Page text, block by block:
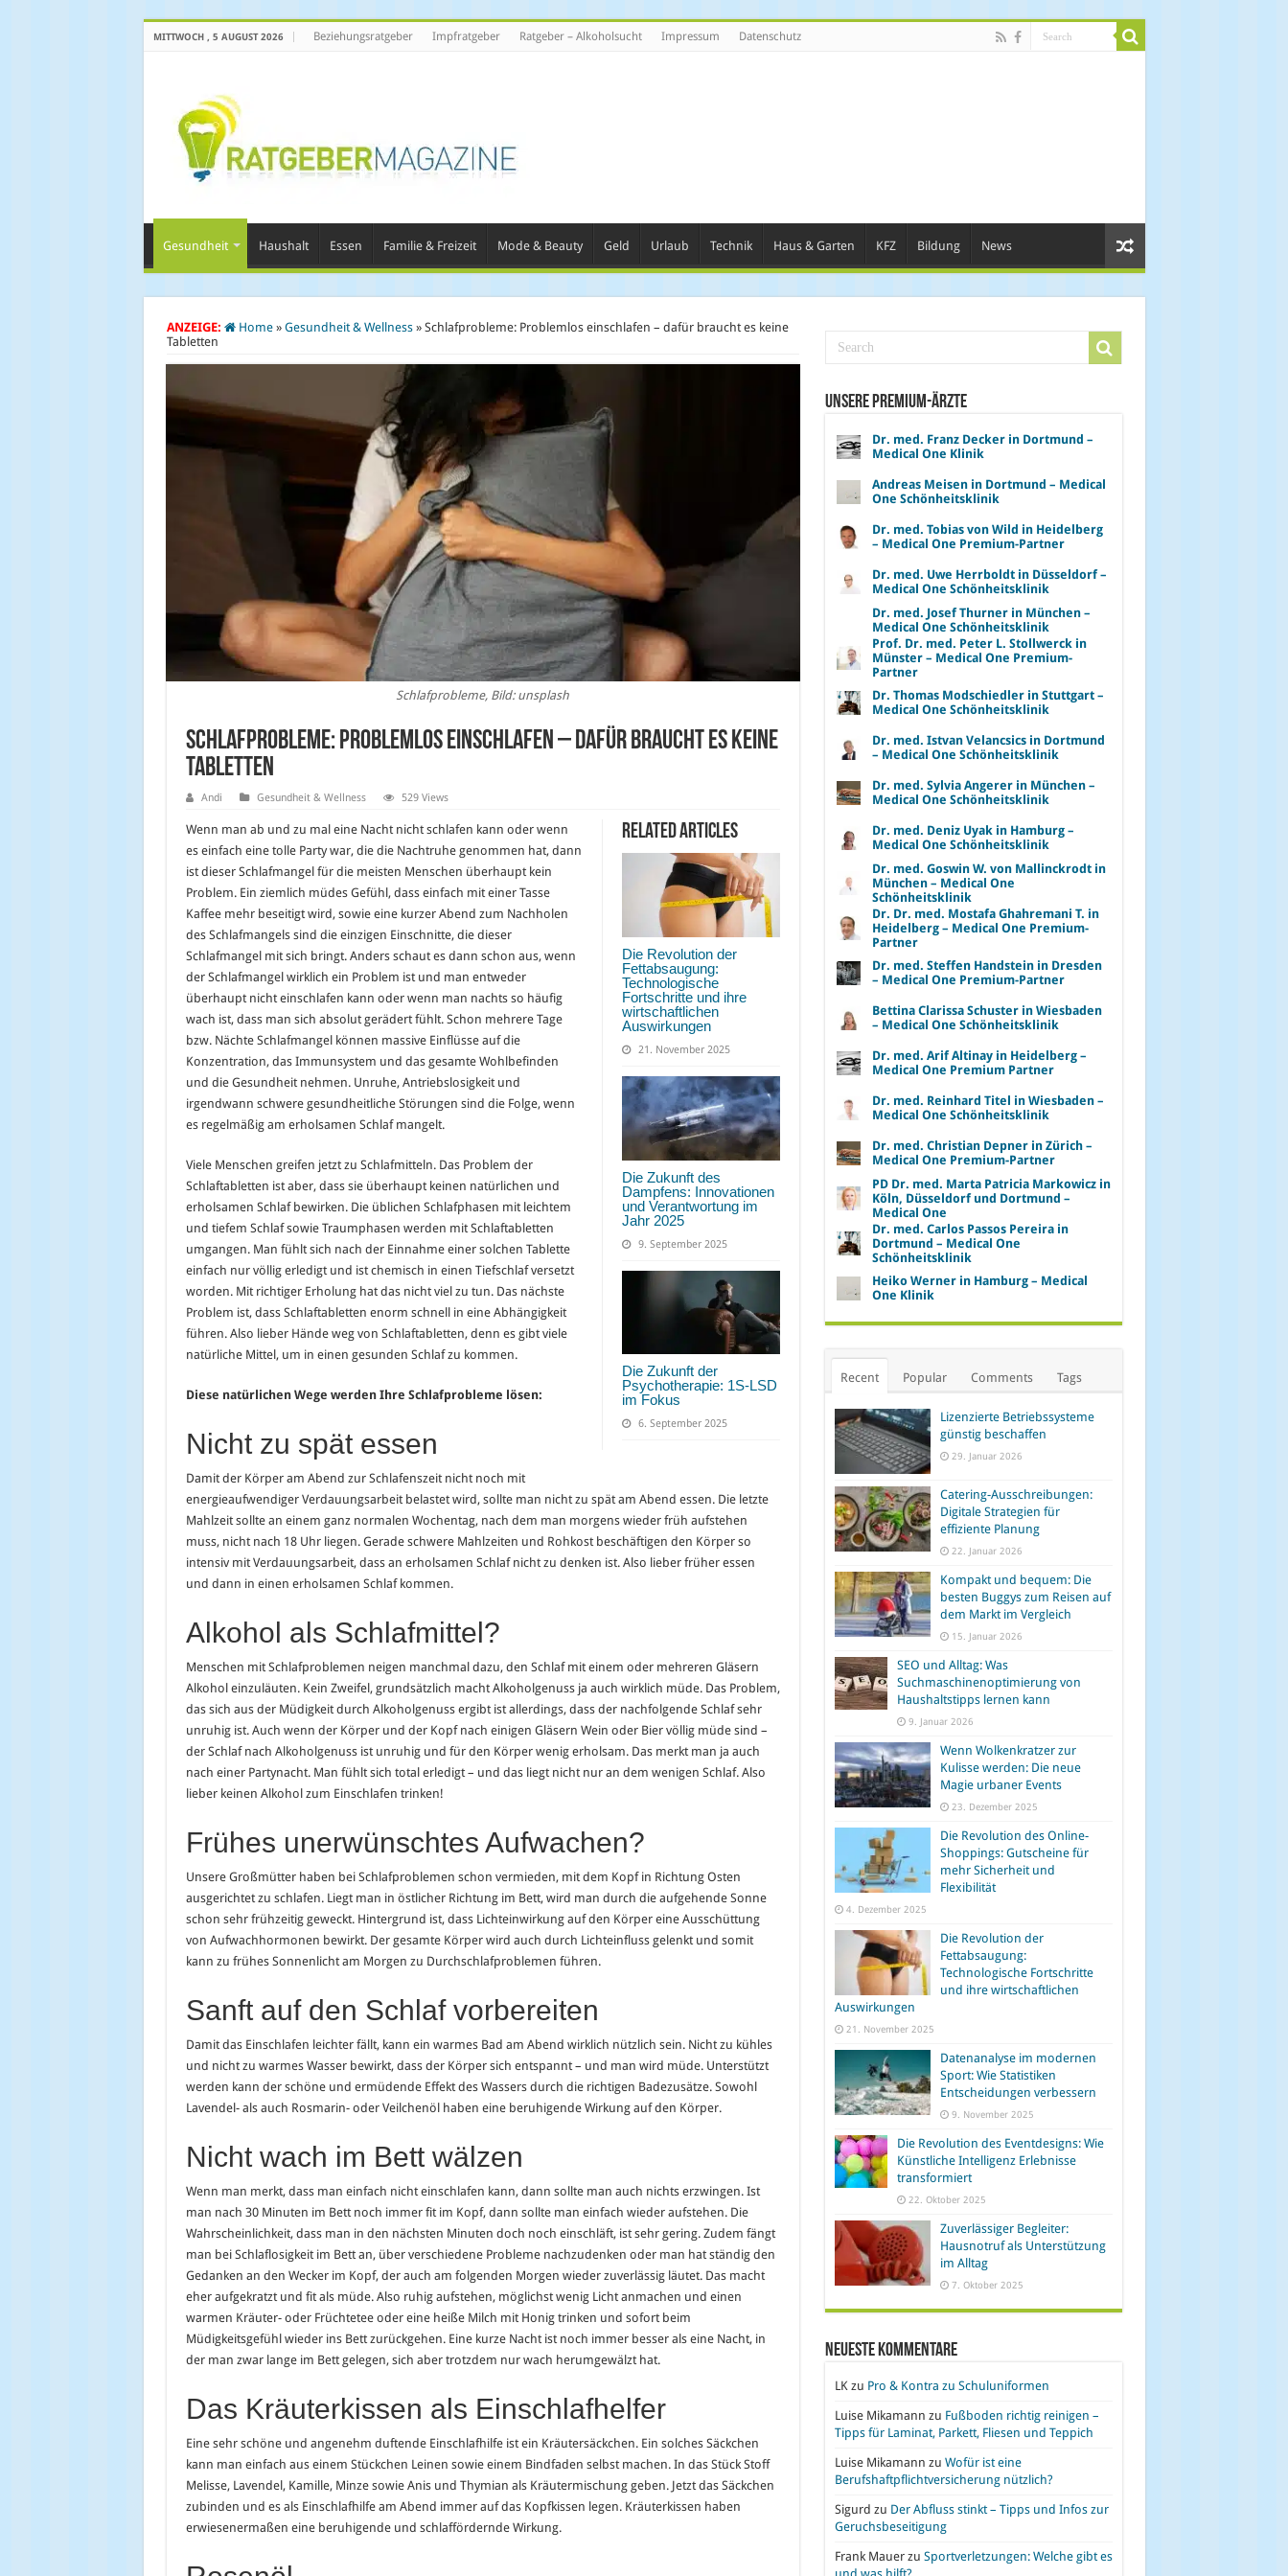
MITTWOCH , 5 AUGUST 2026 Beziehungsratgeber Impfratgeber Ratgeber – Alkoholsucht Impressum Datenschutz
Gesundheit Haushalt Essen Familie & Freizeit Mode & Beauty Geld Urlaub Technik Haus & Garten KFZ Bildung News
ANZEIGE: Home » Gesundheit & Wellness » Schlafprobleme: Problemlos einschlafen – dafür braucht es keine
Tabletten
Schlafprobleme, Bild: unsplash
Schlafprobleme: Problemlos einschlafen – dafür braucht es keine
Tabletten
Andi Gesundheit & Wellness 529 Views
Related Articles
Die Revolution der
Fettabsaugung:
Technologische
Fortschritte und ihre
wirtschaftlichen
Auswirkungen
21. November 2025
Die Zukunft des
Dampfens: Innovationen
und Verantwortung im
Jahr 2025
9. September 2025
Die Zukunft der
Psychotherapie: 1S-LSD
im Fokus
6. September 2025
Wenn man ab und zu mal eine Nacht nicht schlafen kann oder wenn
es einfach eine tolle Party war, die die Nachtruhe genommen hat, dann
ist dieser Schlafmangel für die meisten Menschen überhaupt kein
Problem. Ein ziemlich müdes Gefühl, dass einfach mit einer Tasse
Kaffee mehr beseitigt wird, sowie eine kurzer Abend zum Nachholen
des Schlafmangels sind die einzigen Einschnitte, die dieser
Schlafmangel mit sich bringt. Anders schaut es dann schon aus, wenn
der Schlafmangel wirklich ein Problem ist und man entweder
überhaupt nicht einschlafen kann oder wenn man nachts so häufig
wach ist, dass man sich absolut gerädert fühlt. Schon mehrere Tage
bzw. Nächte Schlafmangel können massive Einflüsse auf die
Konzentration, das Immunsystem und das gesamte Wohlbefinden
und die Gesundheit nehmen. Unruhe, Antriebslosigkeit und
irgendwann schwere gesundheitliche Störungen sind die Folge, wenn
es regelmäßig am erholsamen Schlaf mangelt.
Viele Menschen greifen jetzt zu Schlafmitteln. Das Problem der
Schlaftabletten ist aber, dass sie überhaupt keinen natürlichen und
erholsamen Schlaf bewirken. Die üblichen Schlafphasen mit leichtem
und tiefem Schlaf sowie Traumphasen werden mit Schlaftabletten
umgangen. Man fühlt sich nach der Einnahme einer solchen Tablette
einfach nur völlig erledigt und ist chemisch in einen Tiefschlaf versetzt
worden. Mit richtiger Erholung hat das nicht viel zu tun. Das nächste
Problem ist, dass Schlaftabletten enorm schnell in eine Abhängigkeit
führen. Also lieber Hände weg von Schlaftabletten, denn es gibt viele
natürliche Mittel, um in einen gesunden Schlaf zu kommen.
Diese natürlichen Wege werden Ihre Schlafprobleme lösen:
Nicht zu spät essen
Damit der Körper am Abend zur Schlafenszeit nicht noch mit
energieaufwendiger Verdauungsarbeit belastet wird, sollte man nicht zu spät am Abend essen. Die letzte
Mahlzeit sollte an einem ganz normalen Wochentag, nach dem man morgens wieder früh aufstehen
muss, nicht nach 18 Uhr liegen. Gerade schwere Mahlzeiten und Rohkost beschäftigen den Körper so
intensiv mit Verdauungsarbeit, dass an erholsamen Schlaf nicht zu denken ist. Also lieber früher essen
und dann in einen erholsamen Schlaf kommen.
Alkohol als Schlafmittel?
Menschen mit Schlafproblemen neigen manchmal dazu, den Schlaf mit einem oder mehreren Gläsern
Alkohol einzuläuten. Kein Zweifel, grundsätzlich macht Alkoholgenuss ja auch wirklich müde. Das Problem,
das sich aus der Müdigkeit durch Alkoholgenuss ergibt ist allerdings, dass der nachfolgende Schlaf sehr
unruhig ist. Auch wenn der Körper und der Kopf nach einigen Gläsern Wein oder Bier völlig müde sind –
der Schlaf nach Alkoholgenuss ist unruhig und für den Körper wenig erholsam. Das merkt man ja auch
nach einer Partynacht. Man fühlt sich total erledigt – und das liegt nicht nur an dem wenigen Schlaf. Also
lieber keinen Alkohol zum Einschlafen trinken!
Frühes unerwünschtes Aufwachen?
Unsere Großmütter haben bei Schlafproblemen schon vermieden, mit dem Kopf in Richtung Osten
ausgerichtet zu schlafen. Liegt man in östlicher Richtung im Bett, wird man durch die aufgehende Sonne
schon sehr frühzeitig geweckt. Hintergrund ist, dass Lichteinwirkung auf den Körper eine Ausschüttung
von Aufwachhormonen bewirkt. Der gesamte Körper wird auch durch Lichteinfluss gelenkt und somit
kann zu frühes Sonnenlicht am Morgen zu Durchschlafproblemen führen.
Sanft auf den Schlaf vorbereiten
Damit das Einschlafen leichter fällt, kann ein warmes Bad am Abend wirklich nützlich sein. Nicht zu kühles
und nicht zu warmes Wasser bewirkt, dass der Körper sich entspannt – und man wird müde. Unterstützt
werden kann der schöne und ermüdende Effekt des Wassers durch die richtigen Badezusätze. Sowohl
Lavendel- als auch Rosmarin- oder Veilchenöl haben eine beruhigende Wirkung auf den Körper.
Nicht wach im Bett wälzen
Wenn man merkt, dass man einfach nicht einschlafen kann, dann sollte man auch nichts erzwingen. Ist
man nach 30 Minuten im Bett noch immer fit im Kopf, dann sollte man einfach wieder aufstehen. Die
Wahrscheinlichkeit, dass man in den nächsten Minuten doch noch einschläft, ist sehr gering. Zudem fängt
man bei Schlaflosigkeit im Bett an, über verschiedene Probleme nachzudenken oder man hat ständig den
Gedanken an den Wecker im Kopf, der auch am folgenden Morgen wieder zuverlässig läutet. Das macht
eher aufgekratzt und fit als müde. Also ruhig aufstehen, möglichst wenig Licht anmachen und einen
warmen Kräuter- oder Früchtetee oder eine heiße Milch mit Honig trinken und sofort beim
Müdigkeitsgefühl wieder ins Bett zurückgehen. Eine kurze Nacht ist noch immer besser als eine Nacht, in
der man zwar lange im Bett gelegen, sich aber trotzdem nur wach herumgewälzt hat.
Das Kräuterkissen als Einschlafhelfer
Eine sehr schöne und angenehm duftende Einschlafhilfe ist ein Kräutersäckchen. Ein solches Säckchen
kann man einfach aus einem Stückchen Leinen sowie einem Bindfaden selbst machen. In das Stück Stoff
Melisse, Lavendel, Kamille, Minze sowie Anis und Thymian als Kräutermischung geben. Jetzt das Säckchen
zubinden und es als Einschlafhilfe am Abend immer auf das Kopfkissen legen. Kräuterkissen haben
erwiesenermaßen eine beruhigende und schlaffördernde Wirkung.
Unsere Premium-Ärzte
Dr. med. Franz Decker in Dortmund –
Medical One Klinik
Andreas Meisen in Dortmund – Medical
One Schönheitsklinik
Dr. med. Tobias von Wild in Heidelberg
– Medical One Premium-Partner
Dr. med. Uwe Herrboldt in Düsseldorf –
Medical One Schönheitsklinik
Dr. med. Josef Thurner in München –
Medical One Schönheitsklinik
Prof. Dr. med. Peter L. Stollwerck in
Münster – Medical One Premium-
Partner
Dr. Thomas Modschiedler in Stuttgart –
Medical One Schönheitsklinik
Dr. med. Istvan Velancsics in Dortmund
– Medical One Schönheitsklinik
Dr. med. Sylvia Angerer in München –
Medical One Schönheitsklinik
Dr. med. Deniz Uyak in Hamburg –
Medical One Schönheitsklinik
Dr. med. Goswin W. von Mallinckrodt in
München – Medical One
Schönheitsklinik
Dr. Dr. med. Mostafa Ghahremani T. in
Heidelberg – Medical One Premium-
Partner
Dr. med. Steffen Handstein in Dresden
– Medical One Premium-Partner
Bettina Clarissa Schuster in Wiesbaden
– Medical One Schönheitsklinik
Dr. med. Arif Altinay in Heidelberg –
Medical One Premium Partner
Dr. med. Reinhard Titel in Wiesbaden –
Medical One Schönheitsklinik
Dr. med. Christian Depner in Zürich –
Medical One Premium-Partner
PD Dr. med. Marta Patricia Markowicz in
Köln, Düsseldorf und Dortmund –
Medical One
Dr. med. Carlos Passos Pereira in
Dortmund – Medical One
Schönheitsklinik
Heiko Werner in Hamburg – Medical
One Klinik
Recent Popular Comments Tags
Lizenzierte Betriebssysteme
günstig beschaffen
29. Januar 2026
Catering-Ausschreibungen:
Digitale Strategien für
effiziente Planung
22. Januar 2026
Kompakt und bequem: Die
besten Buggys zum Reisen auf
dem Markt im Vergleich
15. Januar 2026
SEO und Alltag: Was
Suchmaschinenoptimierung von
Haushaltstipps lernen kann
9. Januar 2026
Wenn Wolkenkratzer zur
Kulisse werden: Die neue
Magie urbaner Events
23. Dezember 2025
Die Revolution des Online-
Shoppings: Gutscheine für
mehr Sicherheit und
Flexibilität
4. Dezember 2025
Die Revolution der
Fettabsaugung:
Technologische Fortschritte
und ihre wirtschaftlichen
Auswirkungen
21. November 2025
Datenanalyse im modernen
Sport: Wie Statistiken
Entscheidungen verbessern
9. November 2025
Die Revolution des Eventdesigns: Wie
Künstliche Intelligenz Erlebnisse
transformiert
22. Oktober 2025
Zuverlässiger Begleiter:
Hausnotruf als Unterstützung
im Alltag
7. Oktober 2025
Neueste Kommentare
LKzu Pro & Kontra zu Schuluniformen
Luise Mikamann zu Fußboden richtig reinigen –
Tipps für Laminat, Parkett, Fliesen und Teppich
Luise Mikamann zu Wofür ist eine
Berufshaftpflichtversicherung nützlich?
Sigurd zu Der Abfluss stinkt – Tipps und Infos zur
Geruchsbeseitigung
Frank Mauerzu Sportverletzungen: Welche gibt es